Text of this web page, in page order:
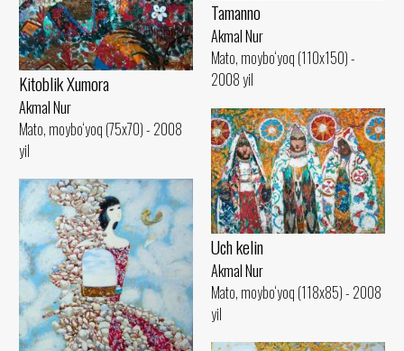
Tamanno
Akmal Nur
Mato, moybo‘yoq (110x150) -
2008 yil
Kitoblik Xumora
Akmal Nur
Mato, moybo‘yoq (75x70) - 2008
yil
Uch kelin
Akmal Nur
Mato, moybo‘yoq (118x85) - 2008
yil